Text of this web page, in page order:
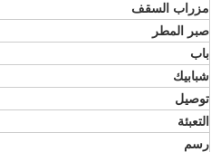
مزراب السقف
صبر المطر
باب
شبابيك
توصيل
التعبئة
رسم